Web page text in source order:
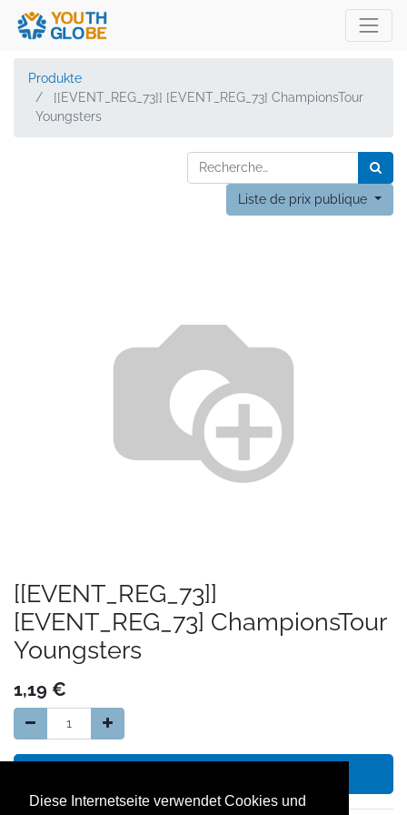
Diese Internetseite verwendet Cookies und
Produkte
[[EVENT_REG_73]] [EVENT_REG_73] ChampionsTour
Youngsters
Liste de prix publique
[[EVENT_REG_73]]
[EVENT_REG_73] ChampionsTour
Youngsters
1,19 €